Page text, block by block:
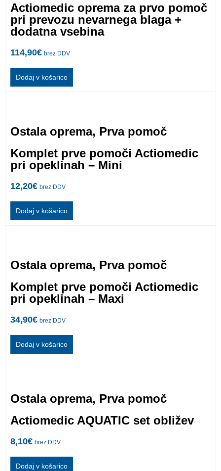
Actiomedic oprema za prvo pomoč
pri prevozu nevarnega blaga +
dodatna vsebina
114,90€ brez DDV
Dodaj v košarico
Ostala oprema, Prva pomoč
Komplet prve pomoči Actiomedic
pri opeklinah – Mini
12,20€ brez DDV
Dodaj v košarico
Ostala oprema, Prva pomoč
Komplet prve pomoči Actiomedic
pri opeklinah – Maxi
34,90€ brez DDV
Dodaj v košarico
Ostala oprema, Prva pomoč
Actiomedic AQUATIC set obližev
8,10€ brez DDV
Dodaj v košarico